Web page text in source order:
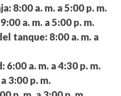
8:00 a. m. a 5:00 p. m.
9:00 a. m. a 5:00 p. m.
tanque: 8:00 a. m. a
6:00 a. m. a 4:30 p. m.
3:00 p. m.